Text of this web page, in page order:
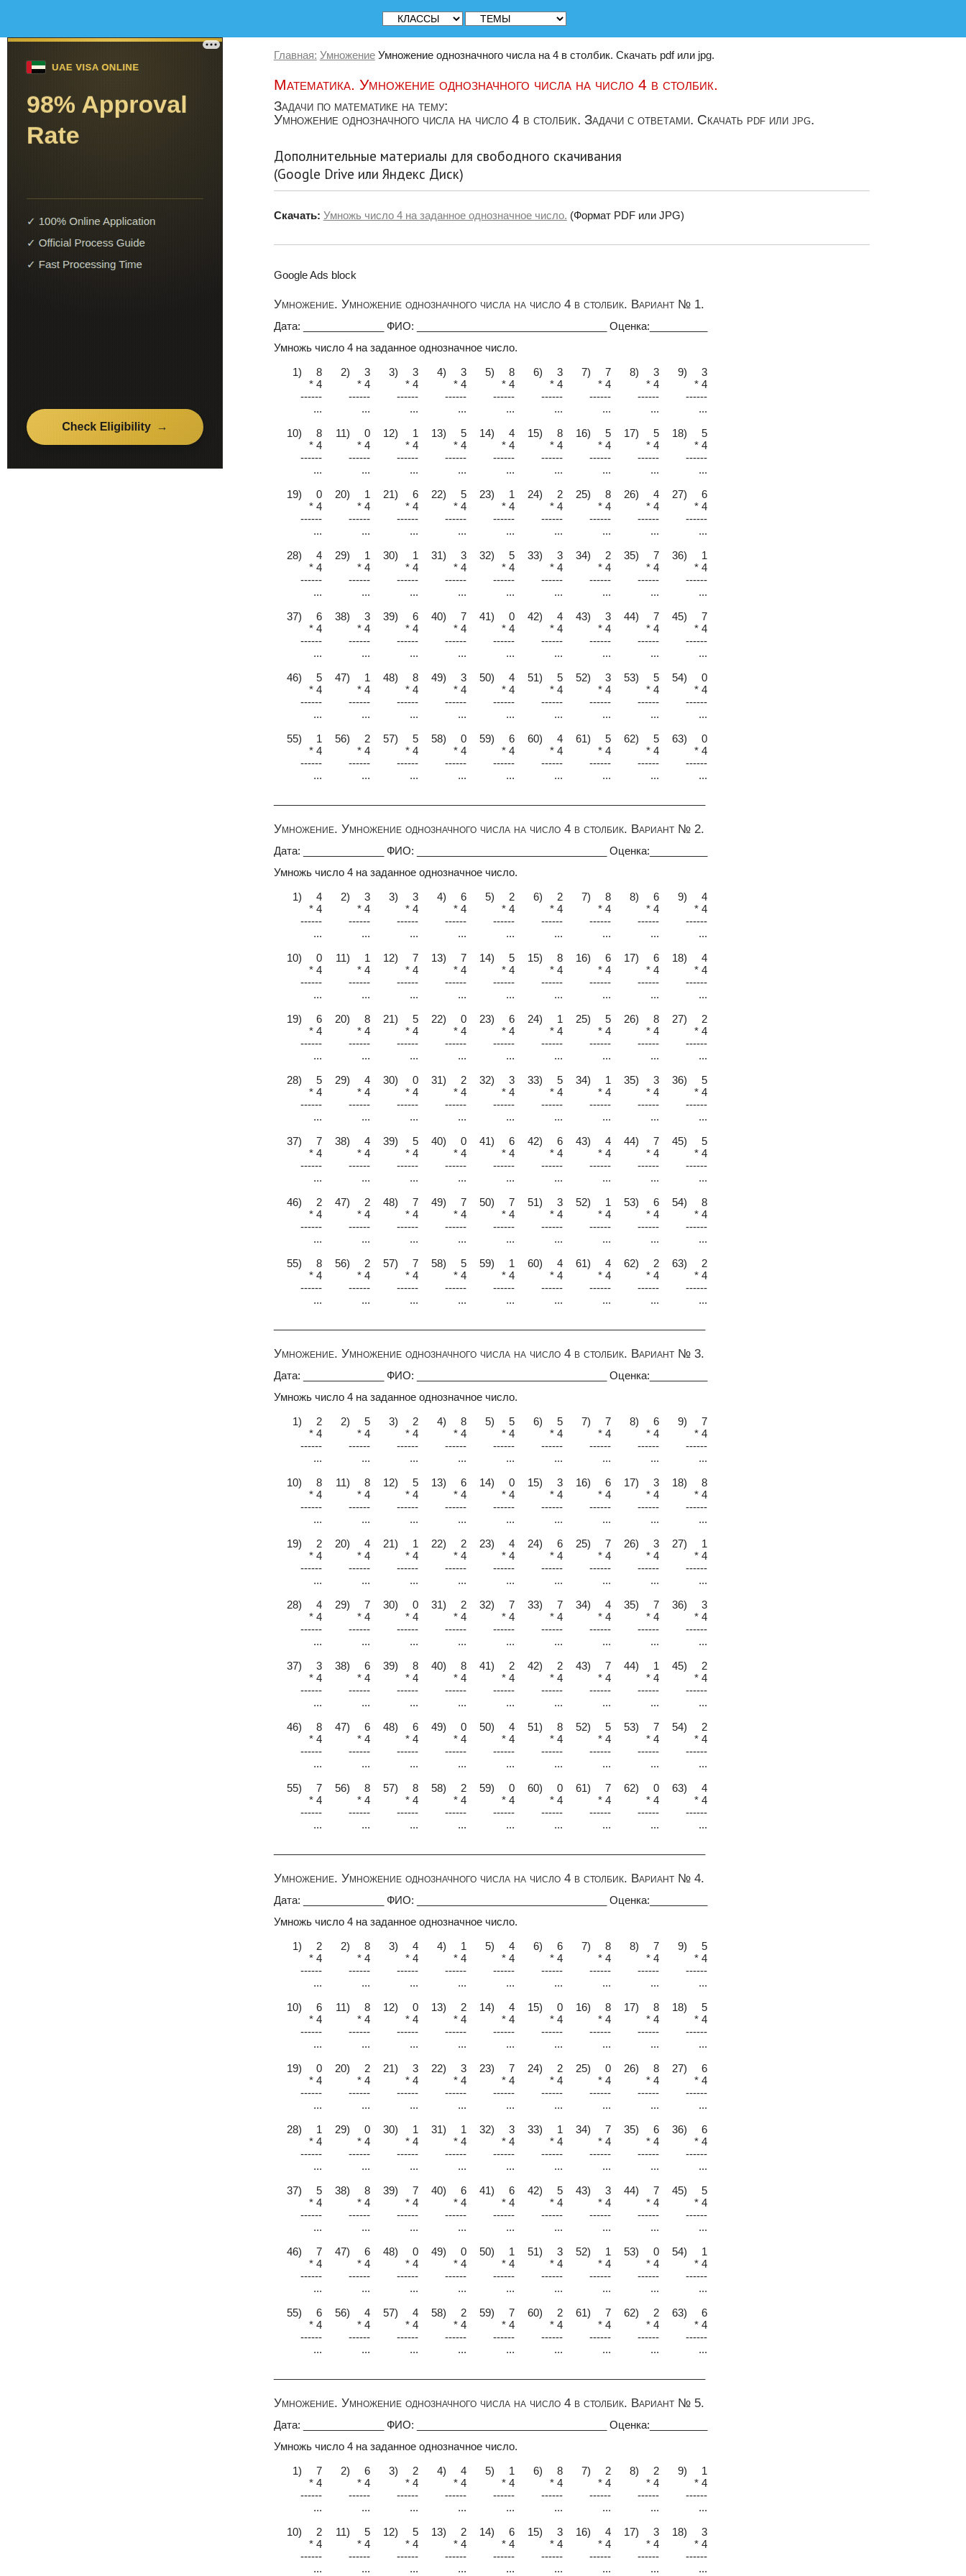
Главная: Умножение Умножение однозначного числа на 4 в столбик. Скачать pdf или jpg.
Математика. Умножение однозначного числа на число 4 в столбик.
Задачи по математике на тему:
Умножение однозначного числа на число 4 в столбик. Задачи с ответами. Скачать pdf или jpg.
Дополнительные материалы для свободного скачивания
(Google Drive или Яндекс Диск)
Скачать: Умножь число 4 на заданное однозначное число. (Формат PDF или JPG)
Google Ads block
Умножение. Умножение однозначного числа на число 4 в столбик. Вариант № 1.
Дата: ______________ ФИО: _________________________________ Оценка:__________
Умножь число 4 на заданное однозначное число.
1) 8
2) 3 3) 3 4) 3 5) 8 6) 3 7) 7 8) 3
9) 3
* 4
* 4 * 4 * 4 * 4 * 4 * 4 * 4
* 4
------
------ ------ ------ ------ ------ ------ ------
------
...
... ... ... ... ... ... ...
...
10) 8
11) 0 12) 1 13) 5 14) 4 15) 8 16) 5 17) 5
18) 5
* 4
* 4 * 4 * 4 * 4 * 4 * 4 * 4
* 4
------
------ ------ ------ ------ ------ ------ ------
------
...
... ... ... ... ... ... ...
...
19) 0
20) 1 21) 6 22) 5 23) 1 24) 2 25) 8 26) 4
27) 6
* 4
* 4 * 4 * 4 * 4 * 4 * 4 * 4
* 4
------
------ ------ ------ ------ ------ ------ ------
------
...
... ... ... ... ... ... ...
...
28) 4
29) 1 30) 1 31) 3 32) 5 33) 3 34) 2 35) 7
36) 1
* 4
* 4 * 4 * 4 * 4 * 4 * 4 * 4
* 4
------
------ ------ ------ ------ ------ ------ ------
------
...
... ... ... ... ... ... ...
...
37) 6
38) 3 39) 6 40) 7 41) 0 42) 4 43) 3 44) 7
45) 7
* 4
* 4 * 4 * 4 * 4 * 4 * 4 * 4
* 4
------
------ ------ ------ ------ ------ ------ ------
------
...
... ... ... ... ... ... ...
...
46) 5
47) 1 48) 8 49) 3 50) 4 51) 5 52) 3 53) 5
54) 0
* 4
* 4 * 4 * 4 * 4 * 4 * 4 * 4
* 4
------
------ ------ ------ ------ ------ ------ ------
------
...
... ... ... ... ... ... ...
...
55) 1
56) 2 57) 5 58) 0 59) 6 60) 4 61) 5 62) 5
63) 0
* 4
* 4 * 4 * 4 * 4 * 4 * 4 * 4
* 4
------
------ ------ ------ ------ ------ ------ ------
------
...
... ... ... ... ... ... ...
...
Умножение. Умножение однозначного числа на число 4 в столбик. Вариант № 2.
Дата: ______________ ФИО: _________________________________ Оценка:__________
Умножь число 4 на заданное однозначное число.
1) 4
2) 3 3) 3 4) 6 5) 2 6) 2 7) 8 8) 6
9) 4
* 4
* 4 * 4 * 4 * 4 * 4 * 4 * 4
* 4
------
------ ------ ------ ------ ------ ------ ------
------
...
... ... ... ... ... ... ...
...
10) 0
11) 1 12) 7 13) 7 14) 5 15) 8 16) 6 17) 6
18) 4
* 4
* 4 * 4 * 4 * 4 * 4 * 4 * 4
* 4
------
------ ------ ------ ------ ------ ------ ------
------
...
... ... ... ... ... ... ...
...
19) 6
20) 8 21) 5 22) 0 23) 6 24) 1 25) 5 26) 8
27) 2
* 4
* 4 * 4 * 4 * 4 * 4 * 4 * 4
* 4
------
------ ------ ------ ------ ------ ------ ------
------
...
... ... ... ... ... ... ...
...
28) 5
29) 4 30) 0 31) 2 32) 3 33) 5 34) 1 35) 3
36) 5
* 4
* 4 * 4 * 4 * 4 * 4 * 4 * 4
* 4
------
------ ------ ------ ------ ------ ------ ------
------
...
... ... ... ... ... ... ...
...
37) 7
38) 4 39) 5 40) 0 41) 6 42) 6 43) 4 44) 7
45) 5
* 4
* 4 * 4 * 4 * 4 * 4 * 4 * 4
* 4
------
------ ------ ------ ------ ------ ------ ------
------
...
... ... ... ... ... ... ...
...
46) 2
47) 2 48) 7 49) 7 50) 7 51) 3 52) 1 53) 6
54) 8
* 4
* 4 * 4 * 4 * 4 * 4 * 4 * 4
* 4
------
------ ------ ------ ------ ------ ------ ------
------
...
... ... ... ... ... ... ...
...
55) 8
56) 2 57) 7 58) 5 59) 1 60) 4 61) 4 62) 2
63) 2
* 4
* 4 * 4 * 4 * 4 * 4 * 4 * 4
* 4
------
------ ------ ------ ------ ------ ------ ------
------
...
... ... ... ... ... ... ...
...
Умножение. Умножение однозначного числа на число 4 в столбик. Вариант № 3.
Дата: ______________ ФИО: _________________________________ Оценка:__________
Умножь число 4 на заданное однозначное число.
1) 2
2) 5 3) 2 4) 8 5) 5 6) 5 7) 7 8) 6
9) 7
* 4
* 4 * 4 * 4 * 4 * 4 * 4 * 4
* 4
------
------ ------ ------ ------ ------ ------ ------
------
...
... ... ... ... ... ... ...
...
10) 8
11) 8 12) 5 13) 6 14) 0 15) 3 16) 6 17) 3
18) 8
* 4
* 4 * 4 * 4 * 4 * 4 * 4 * 4
* 4
------
------ ------ ------ ------ ------ ------ ------
------
...
... ... ... ... ... ... ...
...
19) 2
20) 4 21) 1 22) 2 23) 4 24) 6 25) 7 26) 3
27) 1
* 4
* 4 * 4 * 4 * 4 * 4 * 4 * 4
* 4
------
------ ------ ------ ------ ------ ------ ------
------
...
... ... ... ... ... ... ...
...
28) 4
29) 7 30) 0 31) 2 32) 7 33) 7 34) 4 35) 7
36) 3
* 4
* 4 * 4 * 4 * 4 * 4 * 4 * 4
* 4
------
------ ------ ------ ------ ------ ------ ------
------
...
... ... ... ... ... ... ...
...
37) 3
38) 6 39) 8 40) 8 41) 2 42) 2 43) 7 44) 1
45) 2
* 4
* 4 * 4 * 4 * 4 * 4 * 4 * 4
* 4
------
------ ------ ------ ------ ------ ------ ------
------
...
... ... ... ... ... ... ...
...
46) 8
47) 6 48) 6 49) 0 50) 4 51) 8 52) 5 53) 7
54) 2
* 4
* 4 * 4 * 4 * 4 * 4 * 4 * 4
* 4
------
------ ------ ------ ------ ------ ------ ------
------
...
... ... ... ... ... ... ...
...
55) 7
56) 8 57) 8 58) 2 59) 0 60) 0 61) 7 62) 0
63) 4
* 4
* 4 * 4 * 4 * 4 * 4 * 4 * 4
* 4
------
------ ------ ------ ------ ------ ------ ------
------
...
... ... ... ... ... ... ...
...
Умножение. Умножение однозначного числа на число 4 в столбик. Вариант № 4.
Дата: ______________ ФИО: _________________________________ Оценка:__________
Умножь число 4 на заданное однозначное число.
1) 2
2) 8 3) 4 4) 1 5) 4 6) 6 7) 8 8) 7
9) 5
* 4
* 4 * 4 * 4 * 4 * 4 * 4 * 4
* 4
------
------ ------ ------ ------ ------ ------ ------
------
...
... ... ... ... ... ... ...
...
10) 6
11) 8 12) 0 13) 2 14) 4 15) 0 16) 8 17) 8
18) 5
* 4
* 4 * 4 * 4 * 4 * 4 * 4 * 4
* 4
------
------ ------ ------ ------ ------ ------ ------
------
...
... ... ... ... ... ... ...
...
19) 0
20) 2 21) 3 22) 3 23) 7 24) 2 25) 0 26) 8
27) 6
* 4
* 4 * 4 * 4 * 4 * 4 * 4 * 4
* 4
------
------ ------ ------ ------ ------ ------ ------
------
...
... ... ... ... ... ... ...
...
28) 1
29) 0 30) 1 31) 1 32) 3 33) 1 34) 7 35) 6
36) 6
* 4
* 4 * 4 * 4 * 4 * 4 * 4 * 4
* 4
------
------ ------ ------ ------ ------ ------ ------
------
...
... ... ... ... ... ... ...
...
37) 5
38) 8 39) 7 40) 6 41) 6 42) 5 43) 3 44) 7
45) 5
* 4
* 4 * 4 * 4 * 4 * 4 * 4 * 4
* 4
------
------ ------ ------ ------ ------ ------ ------
------
...
... ... ... ... ... ... ...
...
46) 7
47) 6 48) 0 49) 0 50) 1 51) 3 52) 1 53) 0
54) 1
* 4
* 4 * 4 * 4 * 4 * 4 * 4 * 4
* 4
------
------ ------ ------ ------ ------ ------ ------
------
...
... ... ... ... ... ... ...
...
55) 6
56) 4 57) 4 58) 2 59) 7 60) 2 61) 7 62) 2
63) 6
* 4
* 4 * 4 * 4 * 4 * 4 * 4 * 4
* 4
------
------ ------ ------ ------ ------ ------ ------
------
...
... ... ... ... ... ... ...
...
Умножение. Умножение однозначного числа на число 4 в столбик. Вариант № 5.
Дата: ______________ ФИО: _________________________________ Оценка:__________
Умножь число 4 на заданное однозначное число.
1) 7
2) 6 3) 2 4) 4 5) 1 6) 8 7) 2 8) 2
9) 1
* 4
* 4 * 4 * 4 * 4 * 4 * 4 * 4
* 4
------
------ ------ ------ ------ ------ ------ ------
------
...
... ... ... ... ... ... ...
...
10) 2
11) 5 12) 5 13) 2 14) 6 15) 3 16) 4 17) 3
18) 3
* 4
* 4 * 4 * 4 * 4 * 4 * 4 * 4
* 4
------
------ ------ ------ ------ ------ ------ ------
------
...
... ... ... ... ... ... ... ...